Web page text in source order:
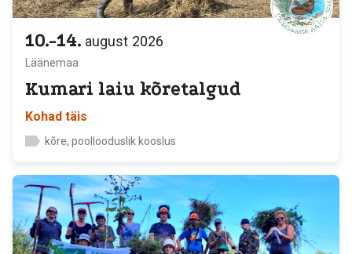
2026
10.-14. august
Läänemaa
Kumari laiu kõretalgud
Kohad täis
kõre, poollooduslik kooslus